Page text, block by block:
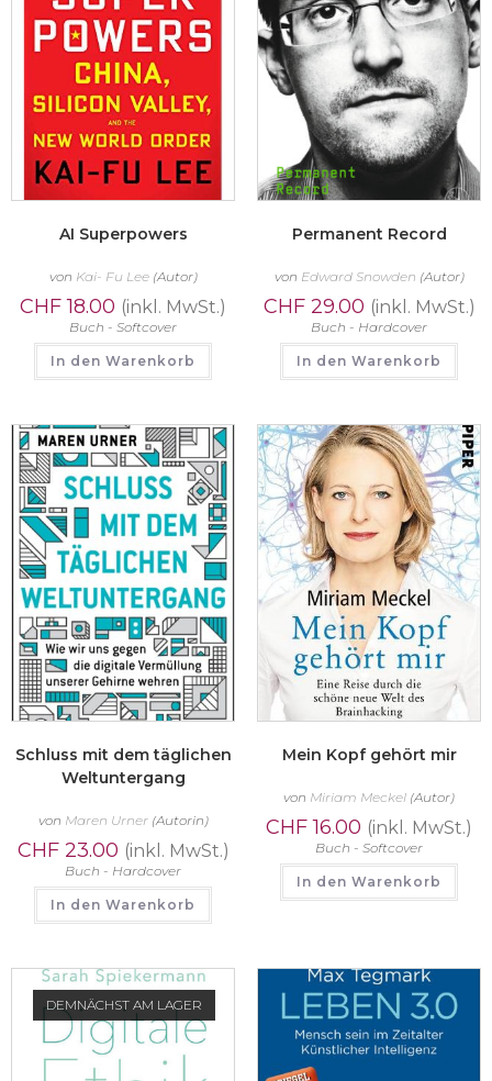
AI Superpowers
von Kai- Fu Lee(Autor)
CHF18.00 (inkl. MwSt.)
Buch - Softcover
In den Warenkorb
Permanent Record
von Edward Snowden (Autor)
CHF29.00 (inkl. MwSt.)
Buch - Hardcover
In den Warenkorb
Schluss mit dem täglichen
Weltuntergang
von Maren Urner(Autorin)
CHF23.00 (inkl. MwSt.)
Buch - Hardcover
In den Warenkorb
Mein Kopf gehört mir
von Miriam Meckel (Autor)
CHF16.00 (inkl. MwSt.)
Buch - Softcover
In den Warenkorb
DEMNÄCHST AM LAGER